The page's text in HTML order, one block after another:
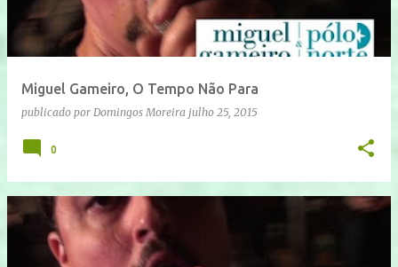
Miguel Gameiro, O Tempo Não Para
publicado por Domingos Moreira julho 25, 2015
0